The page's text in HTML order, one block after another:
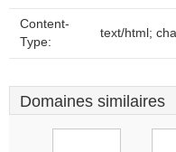
Content-
Type:
text/html;
Domaines similaires